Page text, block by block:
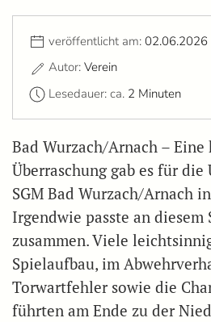
veröffentlicht am: 02.06.2026
Autor: Verein
Lesedauer: ca. 2 Minuten
Bad Wurzach/Arnach – Eine
Überraschung gab es für
SGM Bad Wurzach/Arnach
Irgendwie passte an diesem
zusammen. Viele
Spielaufbau, im
Torwartfehler sowie die
führten am Ende zu der